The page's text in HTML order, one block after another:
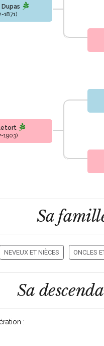
Dupas
1871)
1903)
Sa
NEVEUX ET NIÈCES ONCLES
Sa
: